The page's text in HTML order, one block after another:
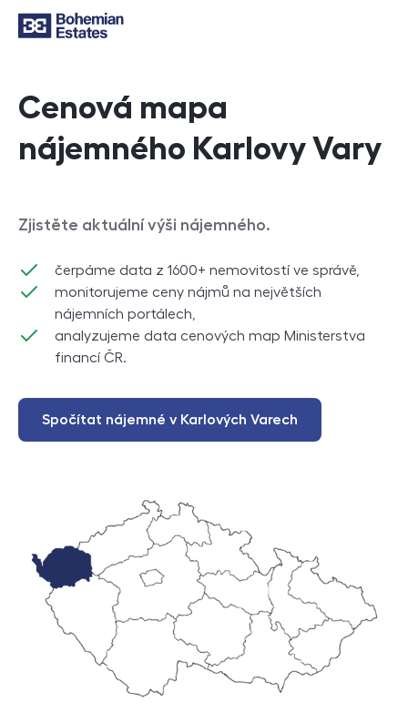
Cenová mapa
nájemného Karlovy Vary
Zjistěte aktuální výši nájemného.
čerpáme data z 1600+ nemovitostí ve správě,
monitorujeme ceny nájmů na největších
nájemních portálech,
analyzujeme data cenových map Ministerstva
financí ČR.
Spočítat nájemné v Karlových Varech